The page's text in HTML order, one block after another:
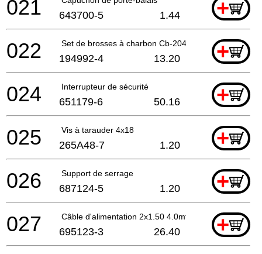
+
021 643700-5 1.44
Set de brosses à charbon Cb-204 +
022 194992-4 13.20
Interrupteur de sécurité +
024 651179-6 50.16
Vis à tarauder 4x18 +
025 265A48-7 1.20
Support de serrage +
026 687124-5 1.20
Câble d'alimentation 2x1.50 4.0mtr +
027 695123-3 26.40